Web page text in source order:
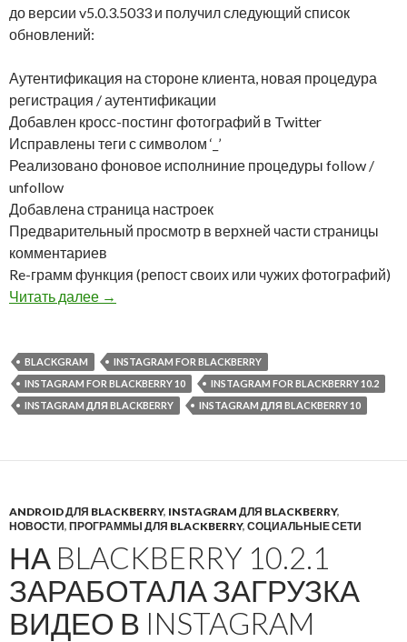
до версии v5.0.3.5033 и получил следующий список
обновлений:
Аутентификация на стороне клиента, новая процедура
регистрация / аутентификации
Добавлен кросс-постинг фотографий в Twitter
Исправлены теги с символом ‘_’
Реализовано фоновое исполниние процедуры follow /
unfollow
Добавлена страница настроек
Предварительный просмотр в верхней части страницы
комментариев
Re-грамм функция (репост своих или чужих фотографий)
Читать далее BlackGram клиент Instagram для BlackBerry
→
BLACKGRAM
INSTAGRAM FOR BLACKBERRY
INSTAGRAM FOR BLACKBERRY 10
INSTAGRAM FOR BLACKBERRY 10.2
INSTAGRAM ДЛЯ BLACKBERRY
INSTAGRAM ДЛЯ BLACKBERRY 10
ANDROID ДЛЯ BLACKBERRY, INSTAGRAM ДЛЯ BLACKBERRY,
НОВОСТИ, ПРОГРАММЫ ДЛЯ BLACKBERRY, СОЦИАЛЬНЫЕ СЕТИ
НА BLACKBERRY 10.2.1
ЗАРАБОТАЛА ЗАГРУЗКА
ВИДЕО В INSTAGRAM